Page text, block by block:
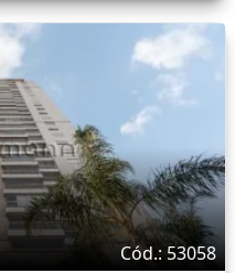
Cód.: 53058